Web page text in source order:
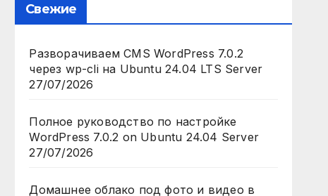
Свежие
Разворачиваем CMS WordPress 7.0.2
через wp-cli на Ubuntu 24.04 LTS Server
27/07/2026
Полное руководство по настройке
WordPress 7.0.2 on Ubuntu 24.04 Server
27/07/2026
Домашнее облако под фото и видео в